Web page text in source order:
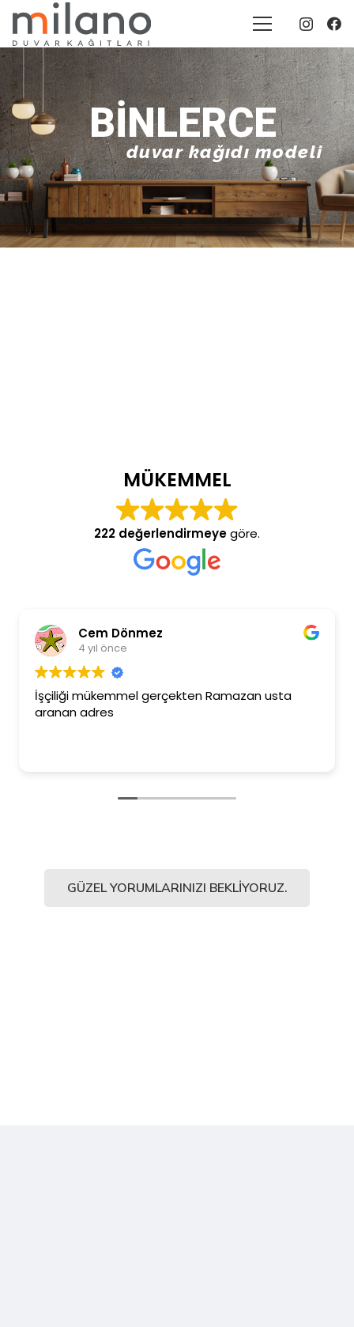
BINLERCE
duvar kağıdı modeli
MÜKEMMEL
222 değerlendirmeyegöre.
Cem Dönmez
4 yıl önce
İşçiliği mükemmel gerçekten Ramazan usta
aranan adres
GÜZEL YORUMLARINIZI BEKLIYORUZ.